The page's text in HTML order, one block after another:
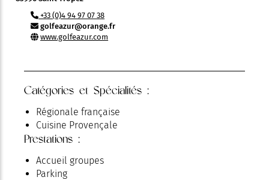
+33 (0)4 94 97 07 38
golfeazur@orange.fr
www.golfeazur.com
Catégories et Spécialités :
Régionale française
Cuisine Provençale
Prestations :
Accueil groupes
Parking